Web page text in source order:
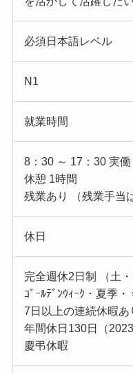
必須日本語レベル
N1
就業時間
8：30 ～ 17：30 実働
休憩 1時間
残業あり （残業手当
休日
完全週休2日制 （土・
ｺﾞｰﾙﾃﾞﾝｳｨｰｸ・夏季
7日以上の連続休暇あ
年間休日130日（
慶弔休暇